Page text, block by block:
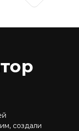
создали